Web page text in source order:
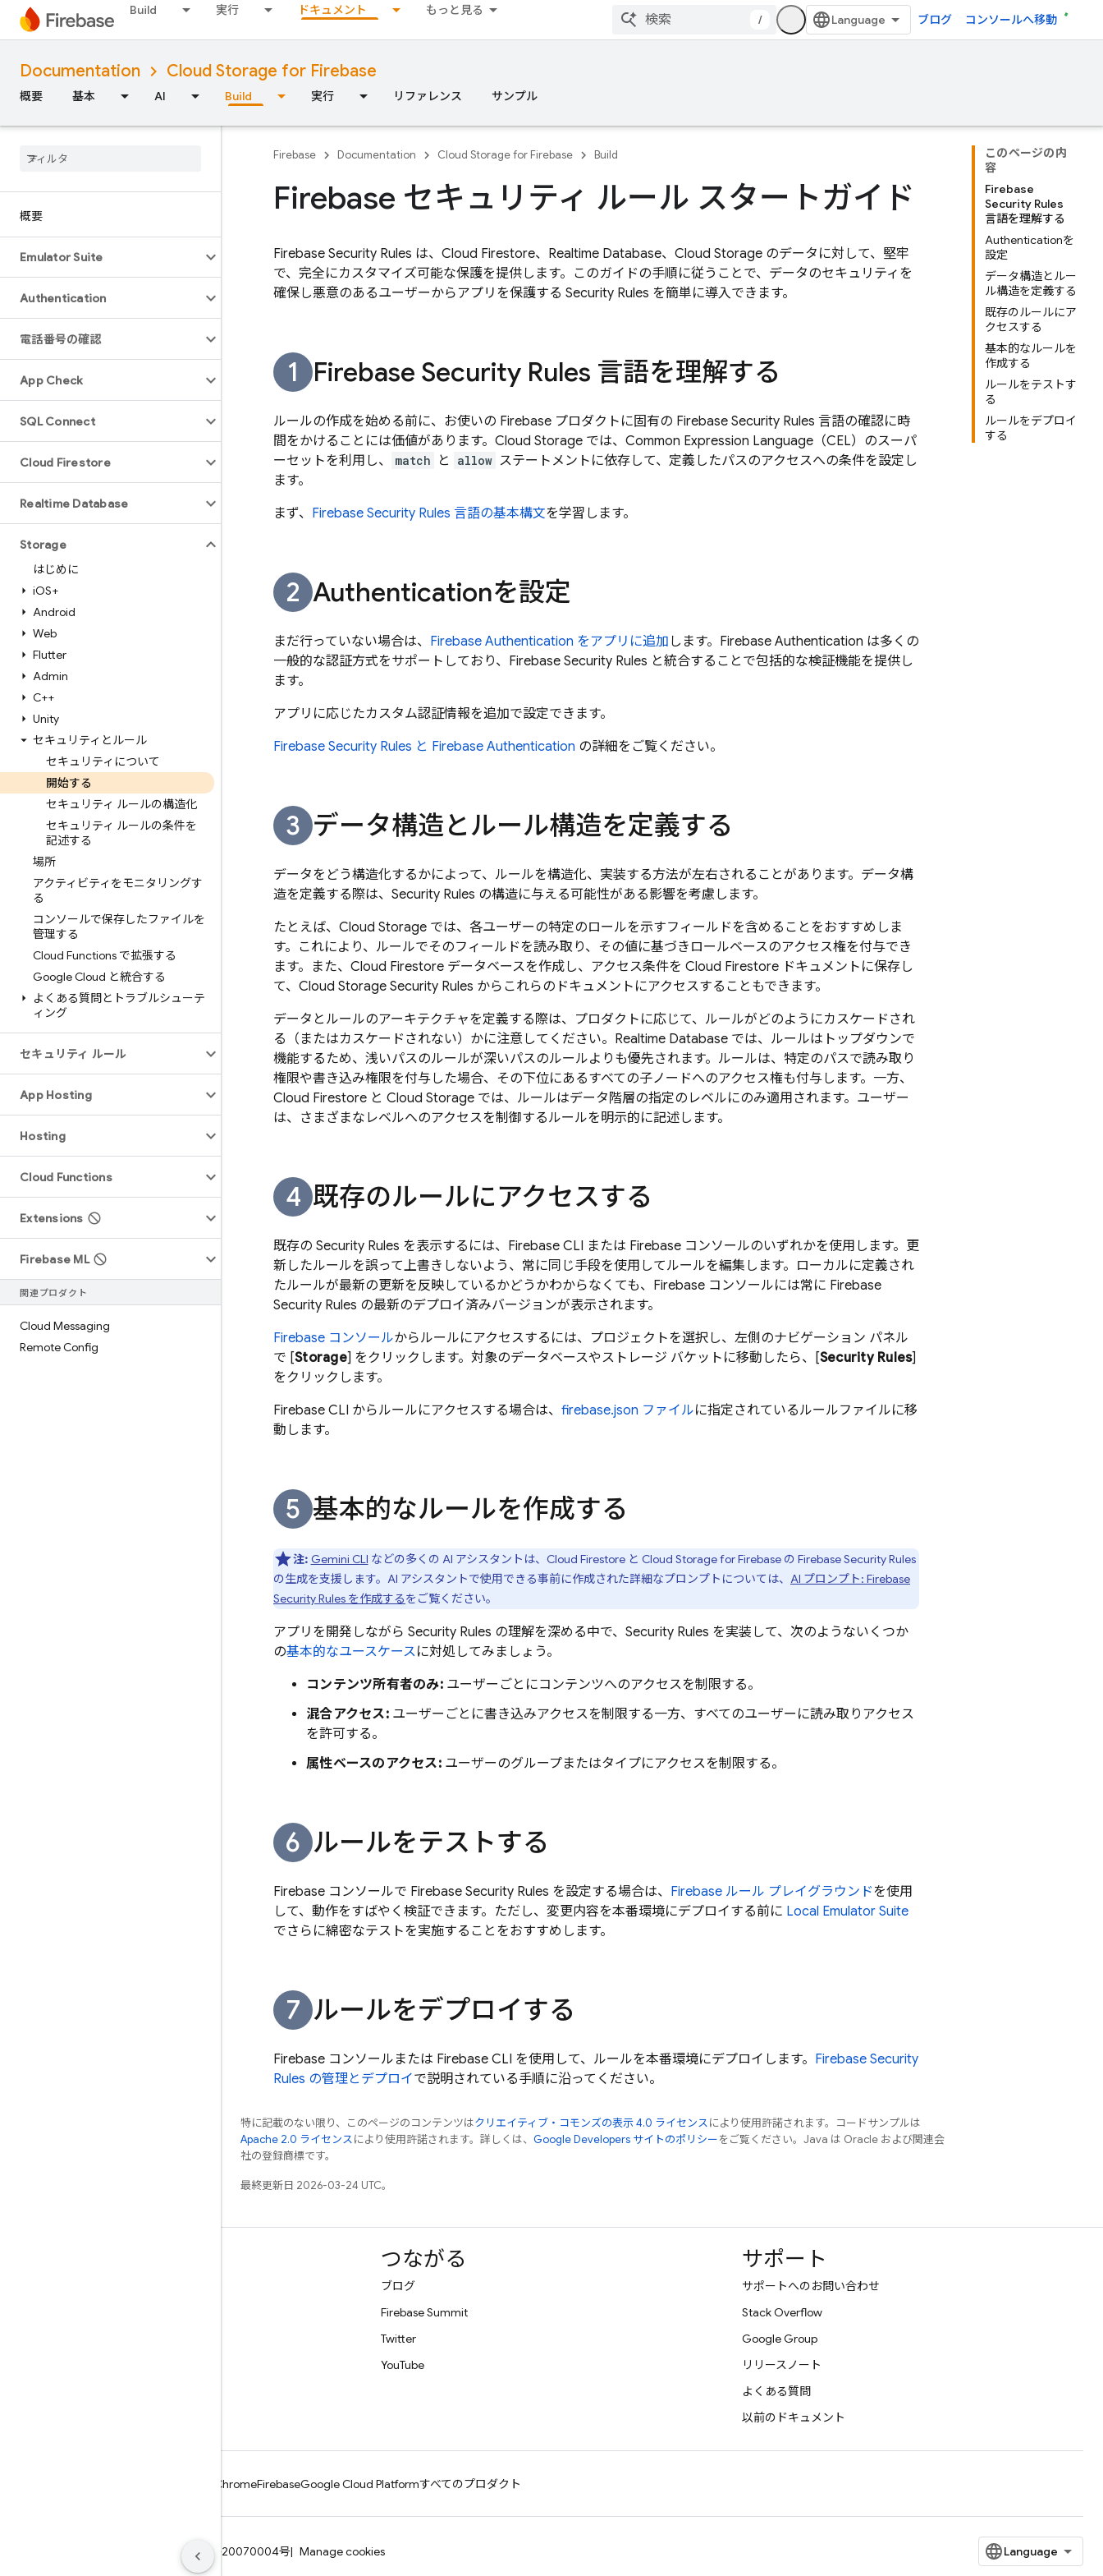
Build 実行 ドキュメント もっと見る
/ ブログ コンソールへ移動
Documentation Cloud Storage for Firebase
概要 基本 AI Build 実行 リファレンス サンプル
概要
Emulator Suite
Authentication
電話番号の確認
App Check
SQL Connect
Cloud Firestore
Realtime Database
Storage
はじめに
iOS+
Android
Web
Flutter
Admin
C++
Unity
セキュリティとルール
セキュリティについて
開始する
セキュリティ ルールの構造化
セキュリティ ルールの条件を
記述する
場所
アクティビティをモニタリングす
る
コンソールで保存したファイルを
管理する
Cloud Functions で拡張する
Google Cloud と統合する
よくある質問とトラブルシューテ
ィング
セキュリティ ルール
App Hosting
Hosting
Cloud Functions
Extensions
Firebase ML
関連プロダクト
Cloud Messaging
Remote Config
このページの内
容
Firebase
Security Rules
言語を理解する
Authenticationを
設定
データ構造とルー
ル構造を定義する
既存のルールにア
クセスする
基本的なルールを
作成する
ルールをテストす
る
ルールをデプロイ
する
Firebase Documentation Cloud Storage for Firebase Build
Firebase セキュリティ ルール スタートガイド
Firebase Security Rules は、 Cloud Firestore、 Realtime Database、 Cloud Storage のデータに対して、堅牢
で、完全にカスタマイズ可能な保護を提供します。このガイドの手順に従うことで、データのセキュリティを
確保し悪意のあるユーザーからアプリを保護する Security Rules を簡単に導入できます。
Firebase Security Rules 言語を理解する
ルールの作成を始める前に、お使いの Firebase プロダクトに固有の Firebase Security Rules 言語の確認に時
間をかけることには価値があります。 Cloud Storage では、Common Expression Language（CEL）のスーパ
ーセットを利用し、
match と allow ステートメントに依存して、定義したパスのアクセスへの条件を設定し
ます。
まず、 Firebase Security Rules 言語の基本構文を学習します。
Authenticationを設定
まだ行っていない場合は、 Firebase Authentication をアプリに追加 します。 Firebase Authentication は多くの
一般的な認証方式をサポートしており、 Firebase Security Rules と統合することで包括的な検証機能を提供し
ます。
アプリに応じたカスタム認証情報を追加で設定できます。
Firebase Security Rules と Firebase Authentication の詳細をご覧ください。
データ構造とルール構造を定義する
データをどう構造化するかによって、ルールを構造化、実装する方法が左右されることがあります。データ構
造を定義する際は、 Security Rules の構造に与える可能性がある影響を考慮します。
たとえば、 Cloud Storage では、各ユーザーの特定のロールを示すフィールドを含めることをおすすめしま
す。これにより、ルールでそのフィールドを読み取り、その値に基づきロールベースのアクセス権を付与でき
ます。また、 Cloud Firestore データベースを作成し、アクセス条件を Cloud Firestore ドキュメントに保存し
て、 Cloud Storage Security Rules からこれらのドキュメントにアクセスすることもできます。
データとルールのアーキテクチャを定義する際は、プロダクトに応じて、ルールがどのようにカスケードされ
る（またはカスケードされない）かに注意してください。 Realtime Database では、ルールはトップダウンで
機能するため、浅いパスのルールが深いパスのルールよりも優先されます。ルールは、特定のパスで読み取り
権限や書き込み権限を付与した場合、その下位にあるすべての子ノードへのアクセス権も付与します。一方、
Cloud Firestore と Cloud Storage では、ルールはデータ階層の指定のレベルにのみ適用されます。ユーザー
は、さまざまなレベルへのアクセスを制御するルールを明示的に記述します。
既存のルールにアクセスする
既存の Security Rules を表示するには、 Firebase CLI または Firebase コンソールのいずれかを使用します。更
新したルールを誤って上書きしないよう、常に同じ手段を使用してルールを編集します。ローカルに定義され
たルールが最新の更新を反映しているかどうかわからなくても、Firebase コンソールには常に Firebase
Security Rules の最新のデプロイ済みバージョンが表示されます。
Firebase コンソールからルールにアクセスするには、プロジェクトを選択し、左側のナビゲーション パネル
で [Storage] をクリックします。対象のデータベースやストレージ バケットに移動したら、[Security Rules]
をクリックします。
Firebase CLI からルールにアクセスする場合は、 firebase.json ファイルに指定されているルールファイルに移
動します。
基本的なルールを作成する
注: Gemini CLI などの多くの AI アシスタントは、 Cloud Firestoreと Cloud Storage for Firebaseの Firebase Security Rules
の生成を支援します。AI アシスタントで使用できる事前に作成された詳細なプロンプトについては、 AI プロンプト: Firebase
Security Rules を作成するをご覧ください。
アプリを開発しながら Security Rules の理解を深める中で、 Security Rules を実装して、次のようないくつか
の基本的なユースケースに対処してみましょう。
コンテンツ所有者のみ:ユーザーごとにコンテンツへのアクセスを制限する。
混合アクセス:ユーザーごとに書き込みアクセスを制限する一方、すべてのユーザーに読み取りアクセス
を許可する。
属性ベースのアクセス:ユーザーのグループまたはタイプにアクセスを制限する。
ルールをテストする
Firebase コンソールで Firebase Security Rules を設定する場合は、 Firebase ルール プレイグラウンドを使用
して、動作をすばやく検証できます。ただし、変更内容を本番環境にデプロイする前に Local Emulator Suite
でさらに綿密なテストを実施することをおすすめします。
ルールをデプロイする
Firebase コンソールまたは Firebase CLI を使用して、ルールを本番環境にデプロイします。 Firebase Security
Rules の管理とデプロイで説明されている手順に沿ってください。
特に記載のない限り、このページのコンテンツはクリエイティブ・コモンズの表示 4.0 ライセンスにより使用許諾されます。コードサンプルは
Apache 2.0 ライセンスにより使用許諾されます。詳しくは、 Google Developers サイトのポリシーをご覧ください。Java は Oracle および関連会
社の登録商標です。
最終更新日 2026-03-24 UTC。
つながる
ブログ
Firebase Summit
Twitter
YouTube
サポート
サポートへのお問い合わせ
Stack Overflow
Google Group
リリースノート
よくある質問
以前のドキュメント
ChromeFirebaseGoogle Cloud Platformすべてのプロダクト
ICP证合字B2-20070004号 Manage cookies